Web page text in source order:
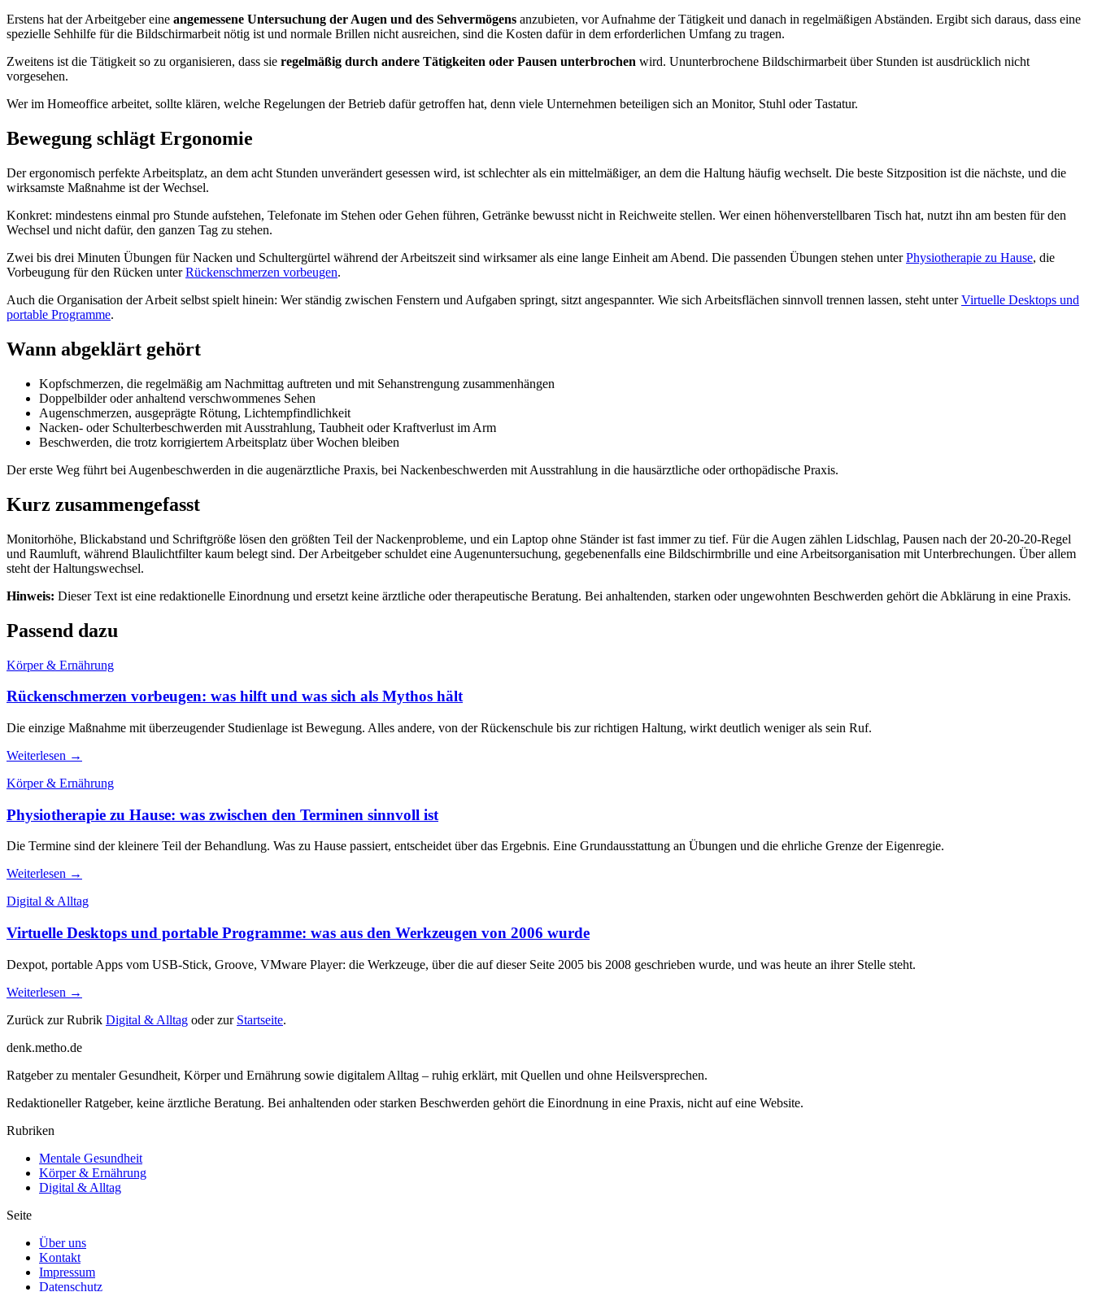
Erstens hat der Arbeitgeber eine angemessene Untersuchung der Augen und des Sehvermögens anzubieten, vor Aufnahme der Tätigkeit und danach in regelmäßigen Abständen. Ergibt sich daraus, dass eine
spezielle Sehhilfe für die Bildschirmarbeit nötig ist und normale Brillen nicht ausreichen, sind die Kosten dafür in dem erforderlichen Umfang zu tragen.
Zweitens ist die Tätigkeit so zu organisieren, dass sie regelmäßig durch andere Tätigkeiten oder Pausen unterbrochen wird. Ununterbrochene Bildschirmarbeit über Stunden ist ausdrücklich nicht
vorgesehen.
Wer im Homeoffice arbeitet, sollte klären, welche Regelungen der Betrieb dafür getroffen hat, denn viele Unternehmen beteiligen sich an Monitor, Stuhl oder Tastatur.
Bewegung schlägt Ergonomie
Der ergonomisch perfekte Arbeitsplatz, an dem acht Stunden unverändert gesessen wird, ist schlechter als ein mittelmäßiger, an dem die Haltung häufig wechselt. Die beste Sitzposition ist die nächste, und die
wirksamste Maßnahme ist der Wechsel.
Konkret: mindestens einmal pro Stunde aufstehen, Telefonate im Stehen oder Gehen führen, Getränke bewusst nicht in Reichweite stellen. Wer einen höhenverstellbaren Tisch hat, nutzt ihn am besten für den
Wechsel und nicht dafür, den ganzen Tag zu stehen.
Zwei bis drei Minuten Übungen für Nacken und Schultergürtel während der Arbeitszeit sind wirksamer als eine lange Einheit am Abend. Die passenden Übungen stehen unterPhysiotherapie zu Hause, die
Vorbeugung für den Rücken unterRückenschmerzen vorbeugen.
Auch die Organisation der Arbeit selbst spielt hinein: Wer ständig zwischen Fenstern und Aufgaben springt, sitzt angespannter. Wie sich Arbeitsflächen sinnvoll trennen lassen, steht unterVirtuelle Desktops und
portable Programme.
Wann abgeklärt gehört
Kopfschmerzen, die regelmäßig am Nachmittag auftreten und mit Sehanstrengung zusammenhängen
Doppelbilder oder anhaltend verschwommenes Sehen
Augenschmerzen, ausgeprägte Rötung, Lichtempfindlichkeit
Nacken- oder Schulterbeschwerden mit Ausstrahlung, Taubheit oder Kraftverlust im Arm
Beschwerden, die trotz korrigiertem Arbeitsplatz über Wochen bleiben
Der erste Weg führt bei Augenbeschwerden in die augenärztliche Praxis, bei Nackenbeschwerden mit Ausstrahlung in die hausärztliche oder orthopädische Praxis.
Kurz zusammengefasst
Monitorhöhe, Blickabstand und Schriftgröße lösen den größten Teil der Nackenprobleme, und ein Laptop ohne Ständer ist fast immer zu tief. Für die Augen zählen Lidschlag, Pausen nach der 20-20-20-Regel
und Raumluft, während Blaulichtfilter kaum belegt sind. Der Arbeitgeber schuldet eine Augenuntersuchung, gegebenenfalls eine Bildschirmbrille und eine Arbeitsorganisation mit Unterbrechungen. Über allem
steht der Haltungswechsel.
Hinweis: Dieser Text ist eine redaktionelle Einordnung und ersetzt keine ärztliche oder therapeutische Beratung. Bei anhaltenden, starken oder ungewohnten Beschwerden gehört die Abklärung in eine Praxis.
Passend dazu
Körper & Ernährung
Rückenschmerzen vorbeugen: was hilft und was sich als Mythos hält
Die einzige Maßnahme mit überzeugender Studienlage ist Bewegung. Alles andere, von der Rückenschule bis zur richtigen Haltung, wirkt deutlich weniger als sein Ruf.
Weiterlesen →
Körper & Ernährung
Physiotherapie zu Hause: was zwischen den Terminen sinnvoll ist
Die Termine sind der kleinere Teil der Behandlung. Was zu Hause passiert, entscheidet über das Ergebnis. Eine Grundausstattung an Übungen und die ehrliche Grenze der Eigenregie.
Weiterlesen →
Digital & Alltag
Virtuelle Desktops und portable Programme: was aus den Werkzeugen von 2006 wurde
Dexpot, portable Apps vom USB-Stick, Groove, VMware Player: die Werkzeuge, über die auf dieser Seite 2005 bis 2008 geschrieben wurde, und was heute an ihrer Stelle steht.
Weiterlesen →
Zurück zur Rubrik Digital & Alltag oder zur Startseite.
denk.metho.de
Ratgeber zu mentaler Gesundheit, Körper und Ernährung sowie digitalem Alltag – ruhig erklärt, mit Quellen und ohne Heilsversprechen.
Redaktioneller Ratgeber, keine ärztliche Beratung. Bei anhaltenden oder starken Beschwerden gehört die Einordnung in eine Praxis, nicht auf eine Website.
Rubriken
Mentale Gesundheit
Körper & Ernährung
Digital & Alltag
Seite
Über uns
Kontakt
Impressum
Datenschutz